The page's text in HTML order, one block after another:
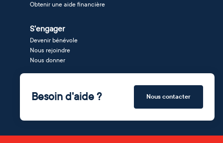
Obtenir une aide financière
S'engager
Devenir bénévole
Nous rejoindre
Nous donner
Besoin d'aide ? Nous contacter